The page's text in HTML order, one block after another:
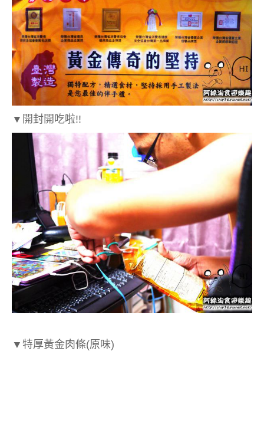
▼ 開封開吃啦!!
▼ 特厚黃金肉條(原味)